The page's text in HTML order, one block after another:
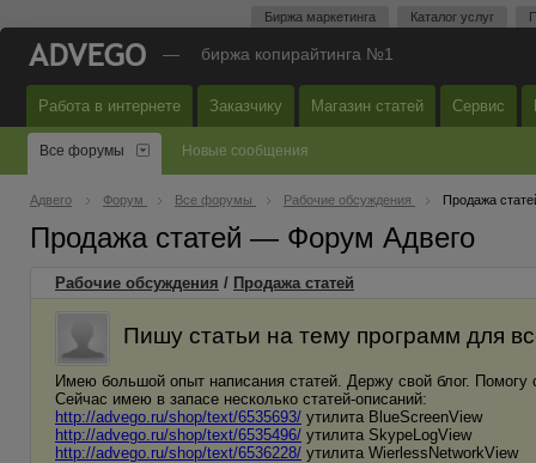
Биржа маркетинга Каталог услуг
— биржа копирайтинга №1
Работа в интернете Заказчику Магазин статей Сервис
Все форумы Новые сообщения
Адвего Форум Все форумы Рабочие обсуждения Продажа
Продажа статей — Форум Адвего
Рабочие обсуждения / Продажа статей
Пишу статьи на тему программ для
Имею большой опыт написания статей. Держу свой блог.
Сейчас имею в запасе несколько статей-описаний:
http://advego.ru/shop/text/6535693/ утилита BlueScreenView
http://advego.ru/shop/text/6535496/ утилита SkypeLogView
http://advego.ru/shop/text/6536228/ утилита WierlessNetworkView